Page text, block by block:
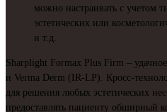
можно настраивать с учетом
эстетических или
и т.д.
Sharplight Formax Plus Firm –
и Verma Derm (IR-LP). Кросс-
для решения любых эстетических
предоставлять пациенту обширный